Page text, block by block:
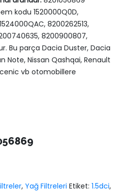
kodu 1520000Q0D,
8200262513,
8200900807,
Bu parça Dacia Duster, Dacia
Note, Nissan Qashqai, Renault
vb otomobillere
, Yağ Filtreleri Etiket: 1.5dci,